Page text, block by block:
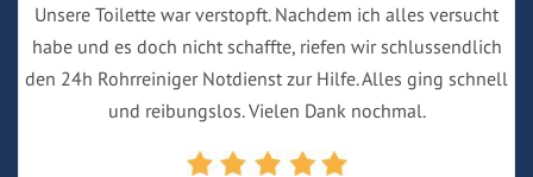
Unsere Toilette war verstopft. Nachdem ich alles versucht
habe und es doch nicht schaffte, riefen wir schlussendlich
den 24h Rohrreiniger Notdienst zur Hilfe. Alles ging schnell
und reibungslos. Vielen Dank nochmal.